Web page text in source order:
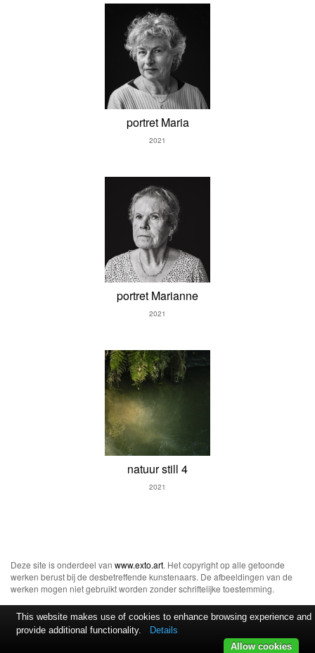
portret Maria
2021
portret Marianne
2021
natuur still 4
2021
Deze site is onderdeel van www.exto.art. Het copyright op alle getoonde
werken berust bij de desbetreffende kunstenaars. De afbeeldingen van de
werken mogen niet gebruikt worden zonder schriftelijke toestemming.
This website makes use of cookies to enhance browsing experience and
provide additional functionality.
Details
Allow cookies